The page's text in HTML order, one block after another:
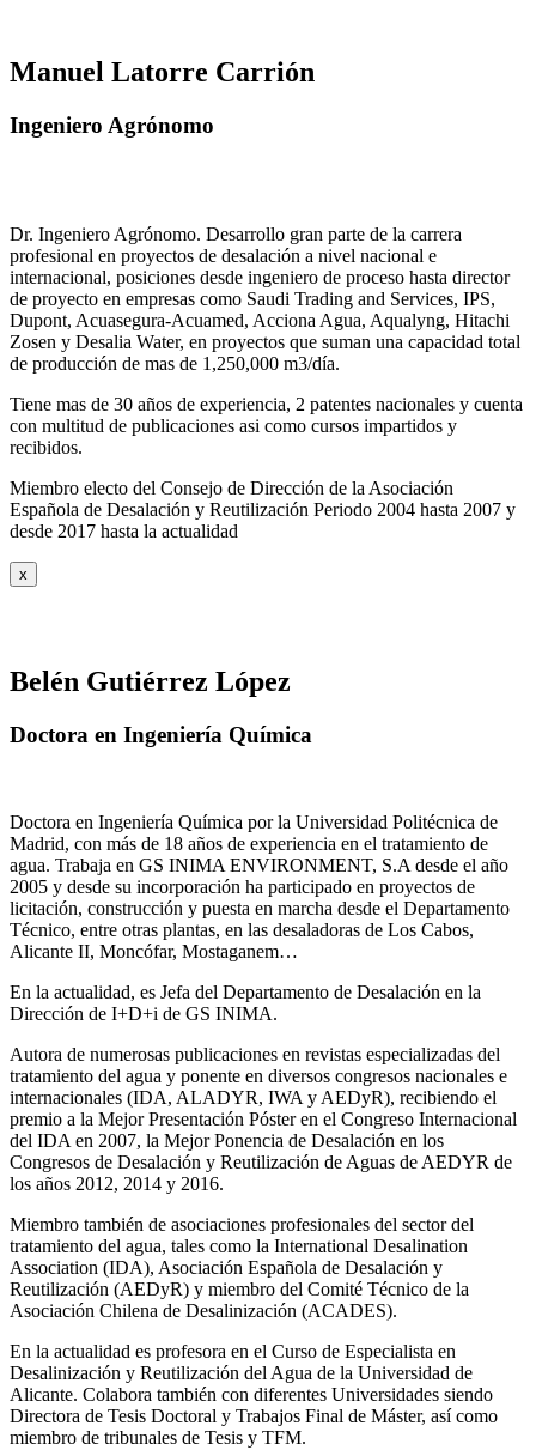
Manuel Latorre Carrión
Ingeniero Agrónomo
Dr. Ingeniero Agrónomo. Desarrollo gran parte de la carrera
profesional en proyectos de desalación a nivel nacional e
internacional, posiciones desde ingeniero de proceso hasta director
de proyecto en empresas como Saudi Trading and Services, IPS,
Dupont, Acuasegura-Acuamed, Acciona Agua, Aqualyng, Hitachi
Zosen y Desalia Water, en proyectos que suman una capacidad total
de producción de mas de 1,250,000 m3/día.
Tiene mas de 30 años de experiencia, 2 patentes nacionales y cuenta
con multitud de publicaciones asi como cursos impartidos y
recibidos.
Miembro electo del Consejo de Dirección de la Asociación
Española de Desalación y Reutilización Periodo 2004 hasta 2007 y
desde 2017 hasta la actualidad
x
Belén Gutiérrez López
Doctora en Ingeniería Química
Doctora en Ingeniería Química por la Universidad Politécnica de
Madrid, con más de 18 años de experiencia en el tratamiento de
agua. Trabaja en GS INIMA ENVIRONMENT, S.A desde el año
2005 y desde su incorporación ha participado en proyectos de
licitación, construcción y puesta en marcha desde el Departamento
Técnico, entre otras plantas, en las desaladoras de Los Cabos,
Alicante II, Moncófar, Mostaganem…
En la actualidad, es Jefa del Departamento de Desalación en la
Dirección de I+D+i de GS INIMA.
Autora de numerosas publicaciones en revistas especializadas del
tratamiento del agua y ponente en diversos congresos nacionales e
internacionales (IDA, ALADYR, IWA y AEDyR), recibiendo el
premio a la Mejor Presentación Póster en el Congreso Internacional
del IDA en 2007, la Mejor Ponencia de Desalación en los
Congresos de Desalación y Reutilización de Aguas de AEDYR de
los años 2012, 2014 y 2016.
Miembro también de asociaciones profesionales del sector del
tratamiento del agua, tales como la International Desalination
Association (IDA), Asociación Española de Desalación y
Reutilización (AEDyR) y miembro del Comité Técnico de la
Asociación Chilena de Desalinización (ACADES).
En la actualidad es profesora en el Curso de Especialista en
Desalinización y Reutilización del Agua de la Universidad de
Alicante. Colabora también con diferentes Universidades siendo
Directora de Tesis Doctoral y Trabajos Final de Máster, así como
miembro de tribunales de Tesis y TFM.